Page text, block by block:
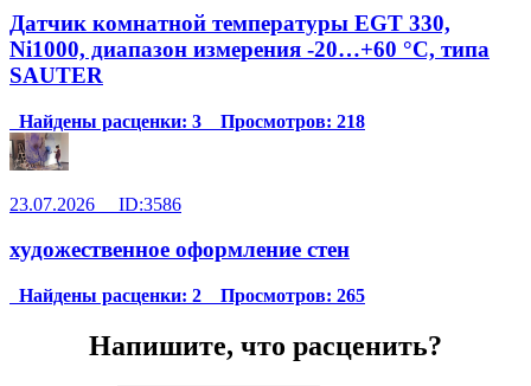
Датчик комнатной температуры EGT 330,
Ni1000, диапазон измерения -20…+60 °C, типа
SAUTER
Найдены расценки: 3 Просмотров: 218
23.07.2026 ID:3586
художественное оформление стен
Найдены расценки: 2 Просмотров: 265
Напишите, что расценить?